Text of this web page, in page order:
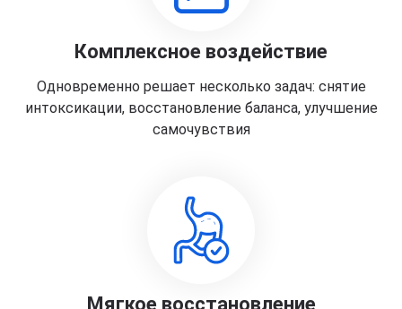
Комплексное воздействие
Одновременно решает несколько задач: снятие
интоксикации, восстановление баланса, улучшение
самочувствия
Мягкое восстановление